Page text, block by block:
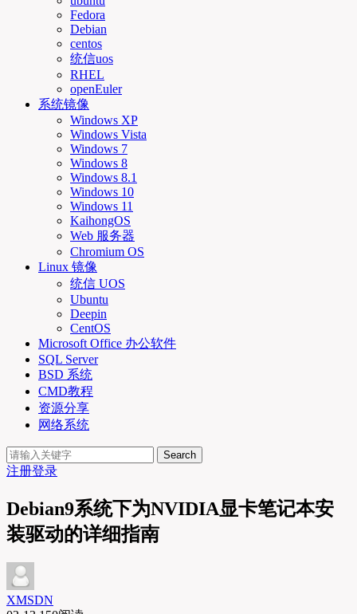
Fedora
Debian
centos
统信uos
RHEL
openEuler
系统镜像
Windows XP
Windows Vista
Windows 7
Windows 8
Windows 8.1
Windows 10
Windows 11
KaihongOS
Web 服务器
Chromium OS
Linux 镜像
统信 UOS
Ubuntu
Deepin
CentOS
Microsoft Office 办公软件
SQL Server
BSD 系统
CMD教程
资源分享
网络系统
Search
注册登录
Debian9系统下为NVIDIA显卡笔记本安
装驱动的详细指南
XMSDN